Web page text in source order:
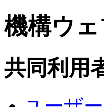
機構ウ
共同利用